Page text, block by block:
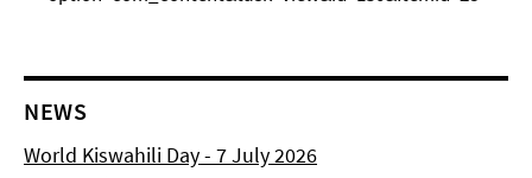
NEWS
World Kiswahili Day - 7 July 2026